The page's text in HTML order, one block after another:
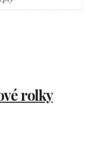
rolky